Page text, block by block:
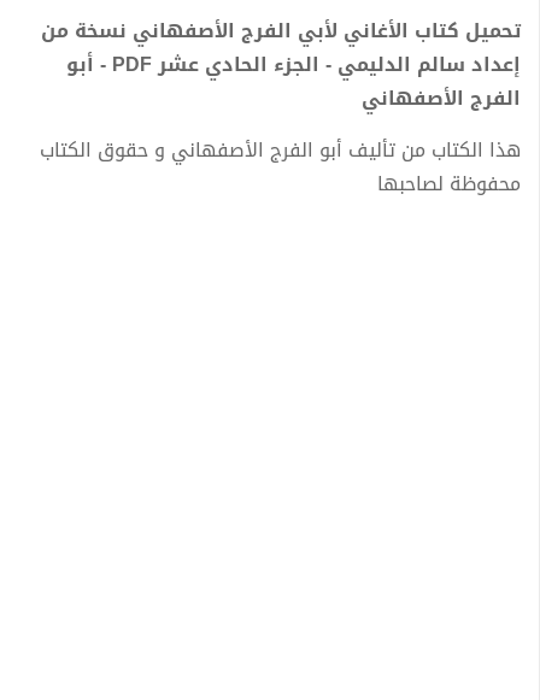
تحميل كتاب الأغاني لأبي الفرج الأصفهاني نسخة من
إعداد سالم الدليمي - الجزء الحادي عشر PDF - أبو
الفرج الأصفهاني
هذا الكتاب من تأليف أبو الفرج الأصفهاني و حقوق الكتاب
محفوظة لصاحبها